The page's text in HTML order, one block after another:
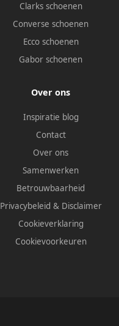
Clarks schoenen
Converse schoenen
Ecco schoenen
Gabor schoenen
Over ons
Inspiratie blog
Contact
Over ons
Samenwerken
Betrouwbaarheid
Privacybeleid & Disclaimer
Cookieverklaring
Cookievoorkeuren